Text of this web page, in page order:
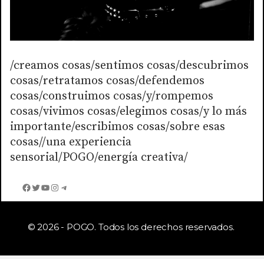
/creamos cosas/sentimos cosas/descubrimos
cosas/retratamos cosas/defendemos
cosas/construimos cosas/y/rompemos
cosas/vivimos cosas/elegimos cosas/y lo más
importante/escribimos cosas/sobre esas
cosas//una experiencia
sensorial/POGO/energía creativa/
Facebook
Twitter
YouTube
Instagram
Telegram
© 2026 - POGO. Todos los derechos reservados.